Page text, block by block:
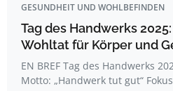
GESUNDHEIT UND WOHLBEFINDEN
Tag des Handwerks
Wohltat für Körper und
EN BREF Tag des Handwerks
Motto: „Handwerk tut gut“